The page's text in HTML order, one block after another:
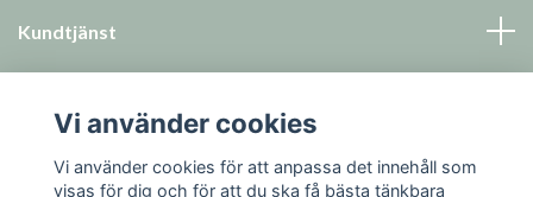
Kundtjänst
Sociala medier
Vi använder cookies
Vi använder cookies för att anpassa det innehåll som
visas för dig och för att du ska få bästa tänkbara